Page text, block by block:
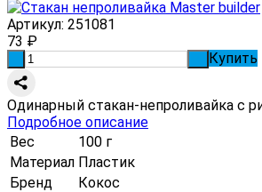
Артикул: 251081
73 ₽
Купить
Одинарный стакан-непроливайка с
Подробное описание
Вес
100 г
Материал Пластик
Бренд
Кокос